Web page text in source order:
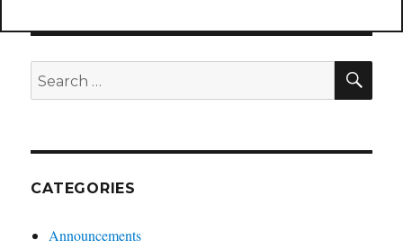
Search
for:
CATEGORIES
Announcements